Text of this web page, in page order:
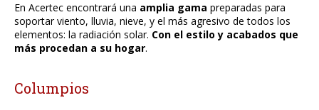
EN
En Acertec encontrará una amplia gama preparadas para
soportar viento, lluvia, nieve, y el más agresivo de todos los
elementos: la radiación solar. Con el estilo y acabados que
más procedan a su hogar.
Columpios